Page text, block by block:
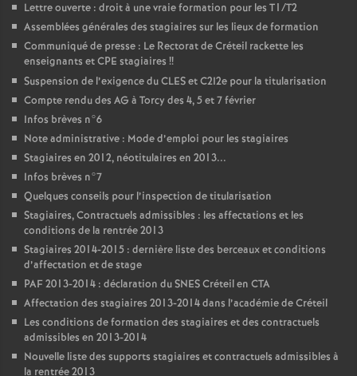
Lettre ouverte : droit à une vraie formation pour les T1/T2
Assemblées générales des stagiaires sur les lieux de formation
Communiqué de presse : Le Rectorat de Créteil rackette les
enseignants etCPE stagiaires !!
Suspension de l’exigence duCLESet C2I2e pour la titularisation
Compte rendu des AG à Torcy des 4, 5 et 7 février
Infos brèves n°6
Note administrative : Mode d’emploi pour les stagiaires
Stagiaires en 2012, néotitulaires en 2013...
Infos brèves n°7
Quelques conseils pour l’inspection de titularisation
Stagiaires, Contractuels admissibles : les affectations et les
conditions de la rentrée 2013
Stagiaires 2014-2015 : dernière liste des berceaux et conditions
d’affectation et de stage
PAF2013-2014 : déclaration duSNESCréteil en CTA
Affectation des stagiaires 2013-2014 dans l’académie de Créteil
Les conditions de formation des stagiaires et des contractuels
admissibles en 2013-2014
Nouvelle liste des supports stagiaires et contractuels admissibles à
la rentrée 2013